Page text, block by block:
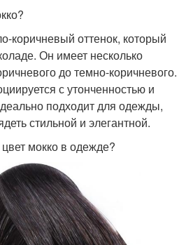
коричневый оттенок, который
Он имеет несколько
до темно-коричневого.
с утонченностью и
подходит для одежды,
стильной и элегантной.
мокко в одежде?